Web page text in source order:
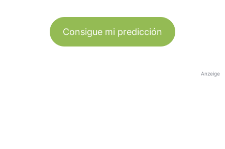
Consigue mi predicción
Anzeige